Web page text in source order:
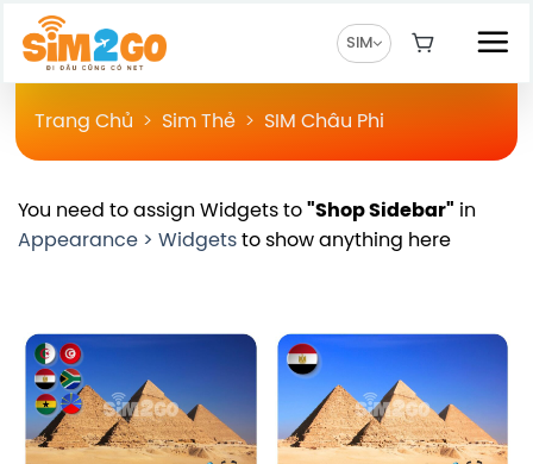
Chuyển
đến
SIM
Trang Chủ > Sim Thẻ > SIM Châu Phi
You need to assign Widgets to "Shop Sidebar" in
Appearance > Widgets to show anything here